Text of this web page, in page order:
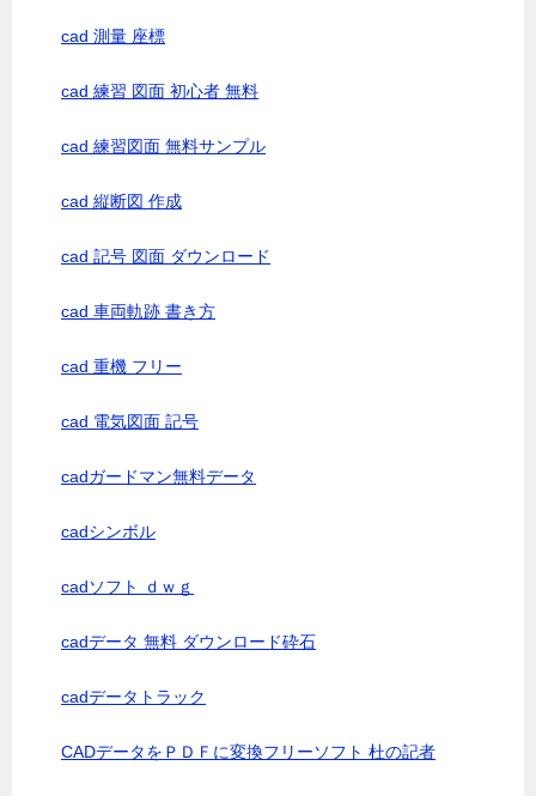
cad 測量 座標
cad 練習 図面 初心者 無料
cad 練習図面 無料サンプル
cad 縦断図 作成
cad 記号 図面 ダウンロード
cad 車両軌跡 書き方
cad 重機 フリー
cad 電気図面 記号
cadガードマン無料データ
cadシンボル
cadソフト ｄｗｇ
cadデータ 無料 ダウンロード砕石
cadデータトラック
CADデータをＰＤＦに変換フリーソフト 杜の記者